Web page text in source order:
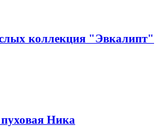
коллекция "Эвкалипт"
Ника